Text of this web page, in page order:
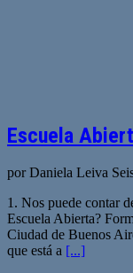
Escuela
por Daniela Leiva
1. Nos puede contar
Escuela Abierta?
Ciudad de Buenos
que está a [...]